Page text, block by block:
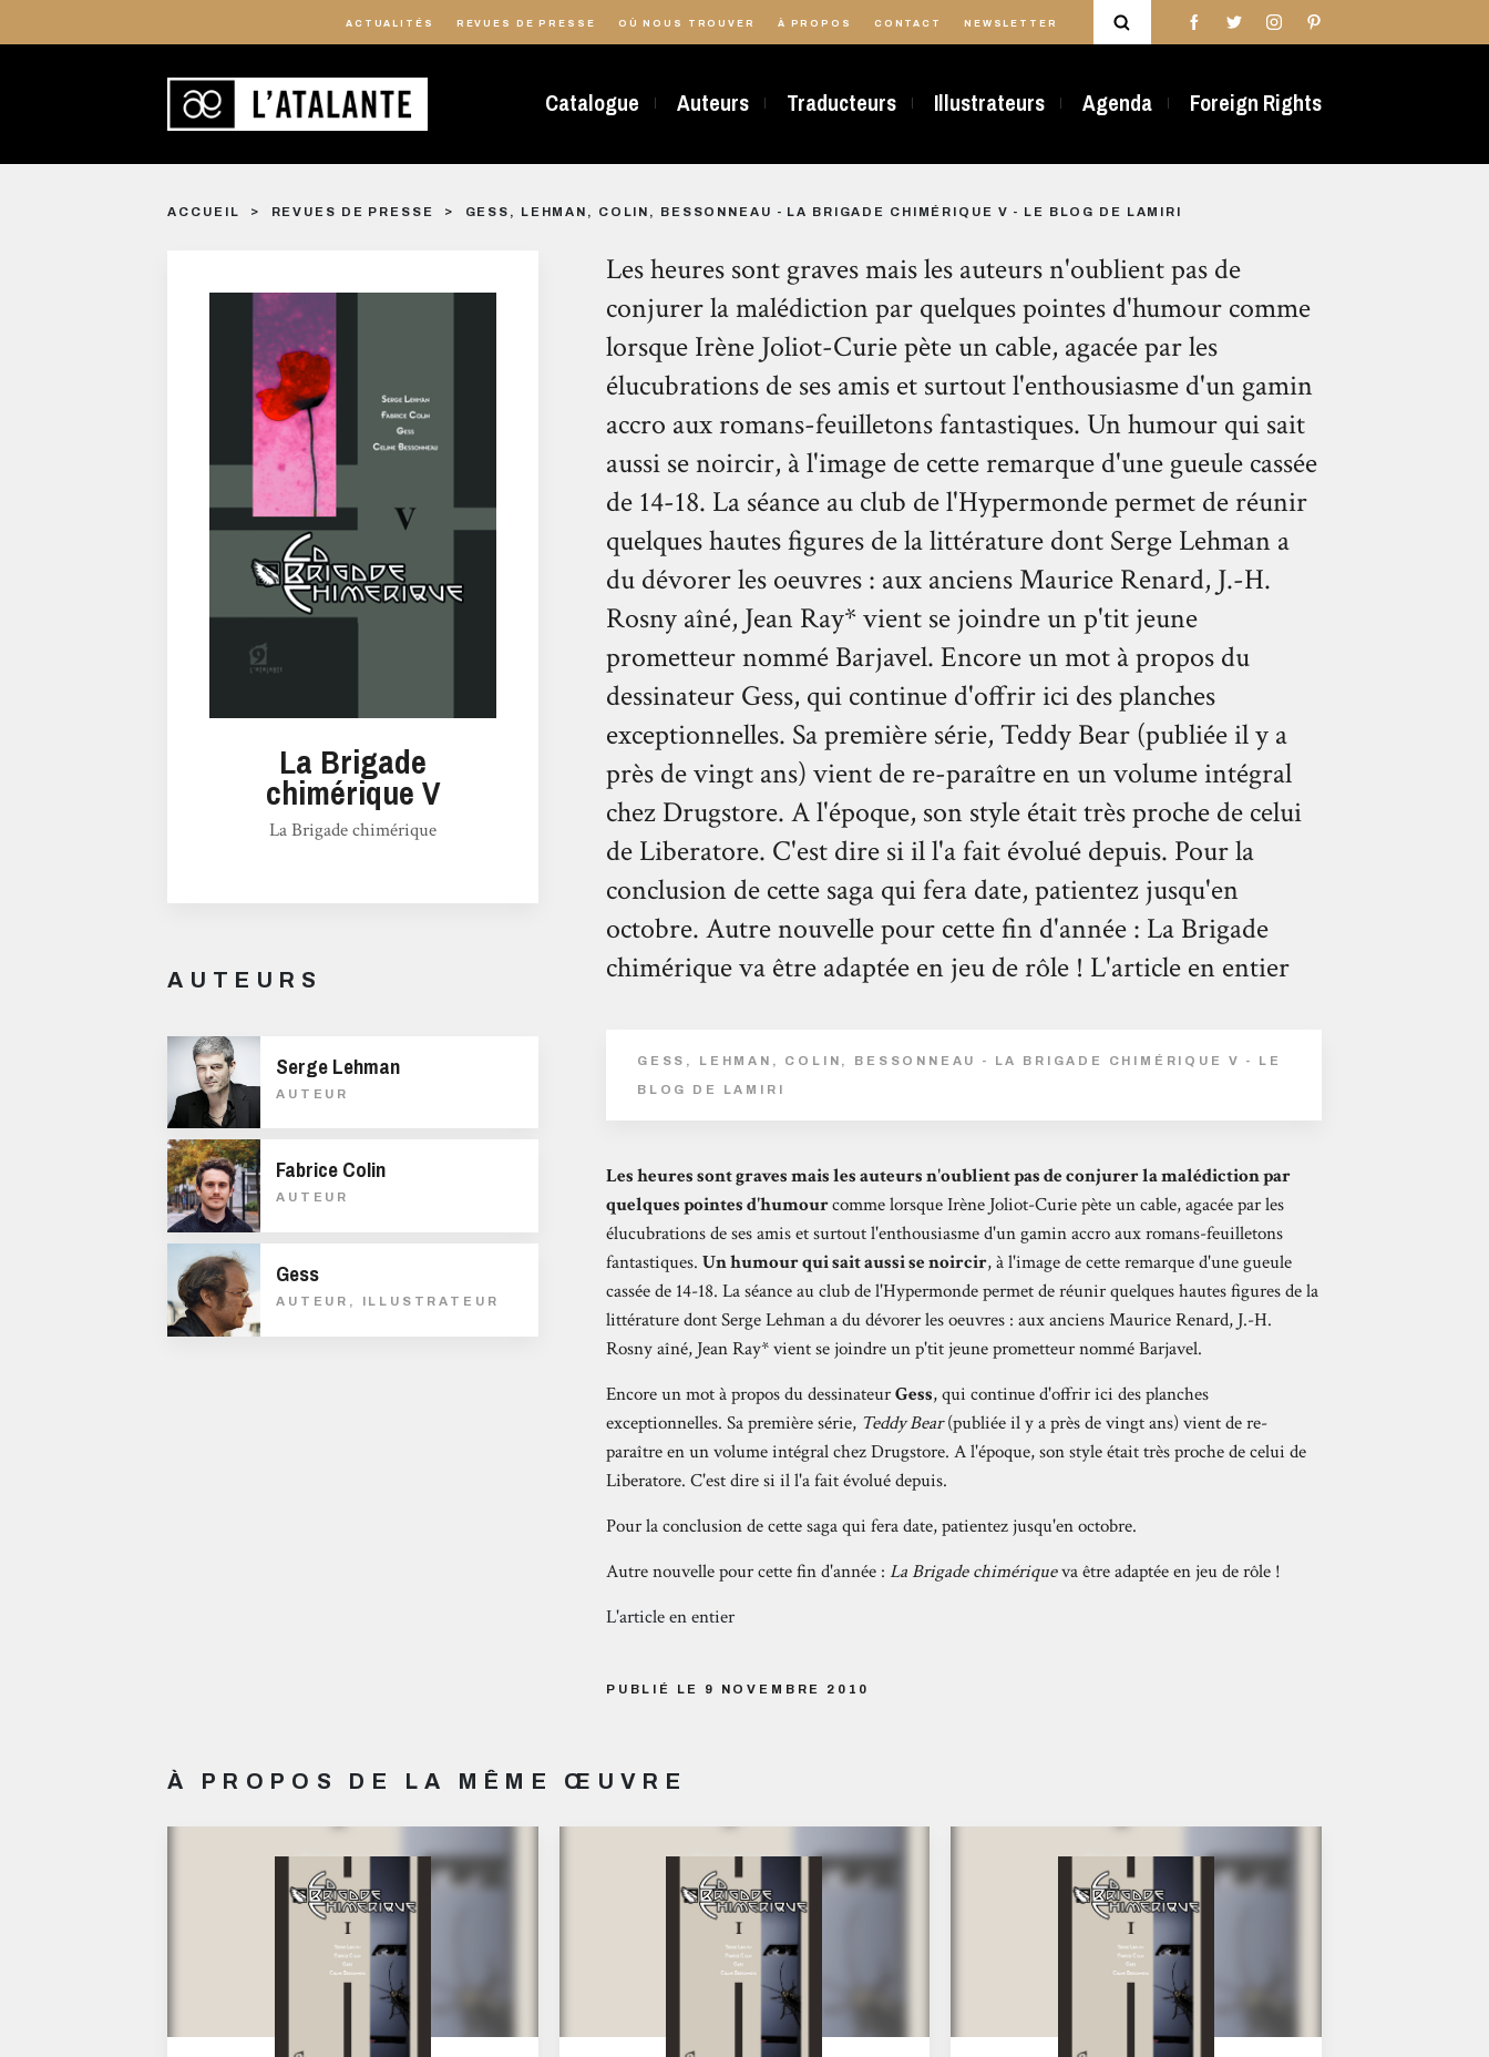
ACTUALITÉS REVUES DE PRESSE OÙ NOUS TROUVER À PROPOS CONTACT NEWSLETTER
Catalogue Auteurs Traducteurs Illustrateurs Agenda Foreign Rights
ACCUEIL REVUES DE PRESSE GESS, LEHMAN, COLIN, BESSONNEAU - LA BRIGADE CHIMÉRIQUE V - LE BLOG DE LAMIRI
La Brigade
chimérique V
La Brigade chimérique
AUTEURS
Serge Lehman
AUTEUR
Fabrice Colin
AUTEUR
Gess
AUTEUR, ILLUSTRATEUR
Les heures sont graves mais les auteurs n'oublient pas de
conjurer la malédiction par quelques pointes d'humour comme
lorsque Irène Joliot-Curie pète un cable, agacée par les
élucubrations de ses amis et surtout l'enthousiasme d'un gamin
accro aux romans-feuilletons fantastiques. Un humour qui sait
aussi se noircir, à l'image de cette remarque d'une gueule cassée
de 14-18. La séance au club de l'Hypermonde permet de réunir
quelques hautes figures de la littérature dont Serge Lehman a
du dévorer les oeuvres : aux anciens Maurice Renard, J.-H.
Rosny aîné, Jean Ray* vient se joindre un p'tit jeune
prometteur nommé Barjavel. Encore un mot à propos du
dessinateur Gess, qui continue d'offrir ici des planches
exceptionnelles. Sa première série, Teddy Bear (publiée il y a
près de vingt ans) vient de re-paraître en un volume intégral
chez Drugstore. A l'époque, son style était très proche de celui
de Liberatore. C'est dire si il l'a fait évolué depuis. Pour la
conclusion de cette saga qui fera date, patientez jusqu'en
octobre. Autre nouvelle pour cette fin d'année : La Brigade
chimérique va être adaptée en jeu de rôle ! L'article en entier
GESS, LEHMAN, COLIN, BESSONNEAU - LA BRIGADE CHIMÉRIQUE V - LE
BLOG DE LAMIRI
Les heures sont graves mais les auteurs n'oublient pas de conjurer la malédiction par
quelques pointes d'humourcomme lorsque Irène Joliot-Curie pète un cable, agacée par les
élucubrations de ses amis et surtout l'enthousiasme d'un gamin accro aux romans-feuilletons
fantastiques. Un humour qui sait aussi se noircir, à l'image de cette remarque d'une gueule
cassée de 14-18. La séance au club de l'Hypermonde permet de réunir quelques hautes figures de la
littérature dont Serge Lehman a du dévorer les oeuvres : aux anciens Maurice Renard, J.-H.
Rosny aîné, Jean Ray* vient se joindre un p'tit jeune prometteur nommé Barjavel.
Encore un mot à propos du dessinateurGess, qui continue d'offrir ici des planches
exceptionnelles. Sa première série, Teddy Bear(publiée il y a près de vingt ans) vient de re-
paraître en un volume intégral chez Drugstore. A l'époque, son style était très proche de celui de
Liberatore. C'est dire si il l'a fait évolué depuis.
Pour la conclusion de cette saga qui fera date, patientez jusqu'en octobre.
Autre nouvelle pour cette fin d'année : La Brigade chimériqueva être adaptée en jeu de rôle !
L'article en entier
PUBLIÉ LE 9 NOVEMBRE 2010
À PROPOS DE LA MÊME ŒUVRE